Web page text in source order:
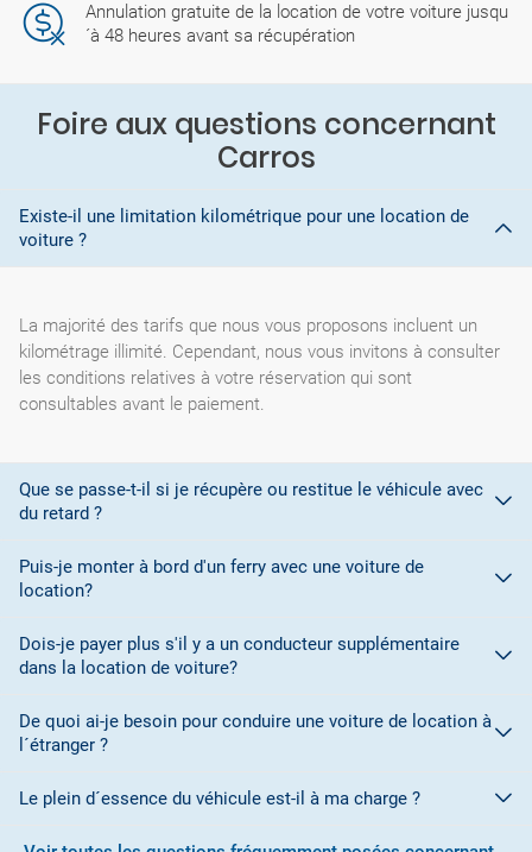
Annulation gratuite de la location de votre voiture jusqu
´à 48 heures avant sa récupération
Foire aux questions concernant
Carros
Existe-il une limitation kilométrique pour une location de
voiture ?
La majorité des tarifs que nous vous proposons incluent un
kilométrage illimité. Cependant, nous vous invitons à consulter
les conditions relatives à votre réservation qui sont
consultables avant le paiement.
Que se passe-t-il si je récupère ou restitue le véhicule avec
du retard ?
Lors de la réservation, vous avez sélectionné des plages
vous vous rendez compte que vous ne pourrez pas vous
présenter au bureau de prise en charge/restitution, vous devez
En cas de restitution au-delà de l' horaire prévue, l' agence de
location a le droit de vous facturer un jour supplémentaire.
Puis-je monter à bord d'un ferry avec une voiture de
location?
La plupart des sociétés de location de voitures ne vous
autorisent pas à monter à bord d'un ferry pour embarquer votre
d'assurance à bord du navire. Consultez les conditions de la
société de location pour plus de détails.
Dois-je payer plus s'il y a un conducteur supplémentaire
dans la location de voiture?
Oui. Pour chaque conducteur supplémentaire, un supplément
doit être payé à destination, sauf si une promotion est signalée
De quoi ai-je besoin pour conduire une voiture de location à
l´étranger ?
Le plein d´essence du véhicule est-il à ma charge ?